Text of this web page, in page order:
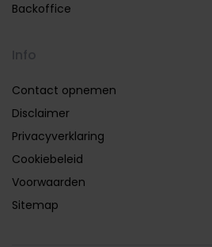
Backoffice
Contact opnemen
Disclaimer
Privacyverklaring
Cookiebeleid
Voorwaarden
Sitemap